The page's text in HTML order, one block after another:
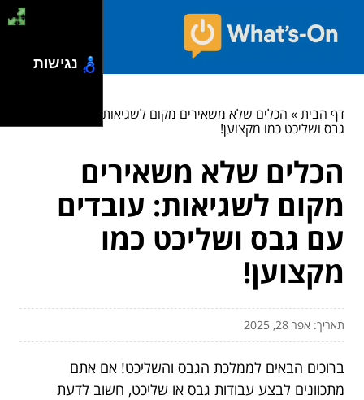
דף הבית» הכלים שלא משאירים מקום לשגיאות: עובדים עם
גבס ושליכט כמו מקצוען!
הכלים שלא משאירים
מקום לשגיאות: עובדים
עם גבס ושליכט כמו
מקצוען!
תאריך: אפר 28, 2025
ברוכים הבאים לממלכת הגבס והשליכט! אם אתם
מתכוונים לבצע עבודות גבס או שליכט, חשוב לדעת
נגישות